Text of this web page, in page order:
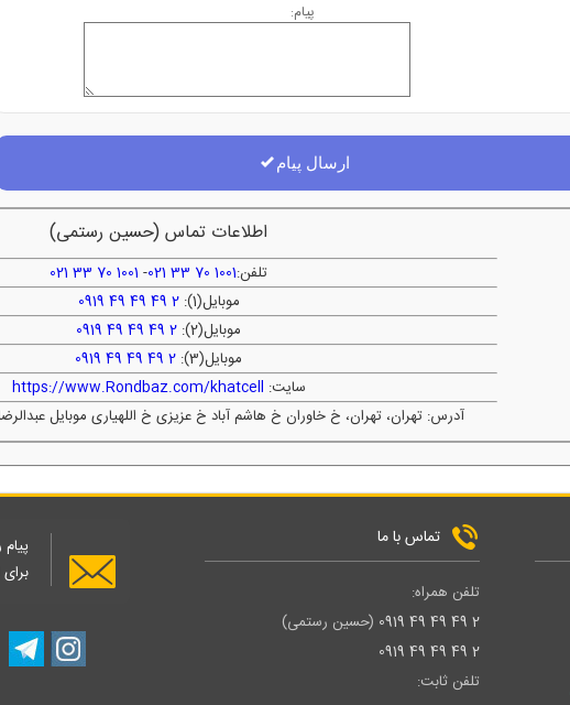
پیام:
ارسال پیام
اطلاعات تماس (حسین رستمی)
تلفن:1001 70 33 021
-
1001 70 33 021
موبایل(1):
2 49 49 49 0919
موبایل(2):
2 49 49 49 0919
موبایل(3):
2 49 49 49 0919
سایت: https://www.Rondbaz.com/khatcell
آدرس: تهران، تهران، خ خاوران خ هاشم آباد خ عزیزی خ اللهیاری موبایل
تماس با ما
تلفن همراه:
2 49 49 49 0919
(حسین رستمی)
2 49 49 49 0919
تلفن ثابت: